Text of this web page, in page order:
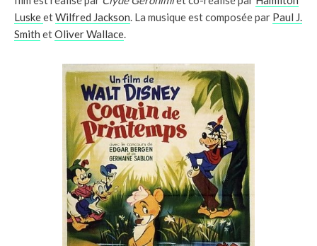
LuskeetWilfred Jackson. La musique est composée par Paul J.
Smith etOliver Wallace.